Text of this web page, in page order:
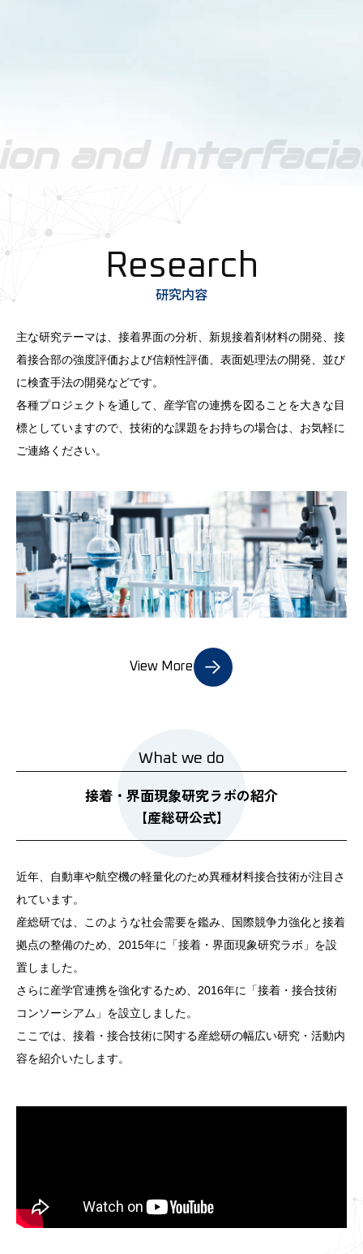
研究内容
主な研究テーマは、接着界面の分析、新規接着剤材料の開発、接
着接合部の強度評価および信頼性評価、表面処理法の開発、並び
に検査手法の開発などです。
各種プロジェクトを通して、産学官の連携を図ることを大きな目
標としていますので、技術的な課題をお持ちの場合は、お気軽に
ご連絡ください。
View More
接着・界面現象研究ラボの紹介
【産総研公式】
近年、自動車や航空機の軽量化のため異種材料接合技術が注目さ
れています。
産総研では、このような社会需要を鑑み、国際競争力強化と接着
拠点の整備のため、2015年に「接着・界面現象研究ラボ」を設
置しました。
さらに産学官連携を強化するため、2016年に「接着・接合技術
コンソーシアム」を設立しました。
ここでは、接着・接合技術に関する産総研の幅広い研究・活動内
容を紹介いたします。